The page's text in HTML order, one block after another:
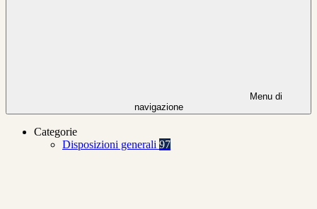
Menu di
navigazione
Categorie
Disposizioni generali 97